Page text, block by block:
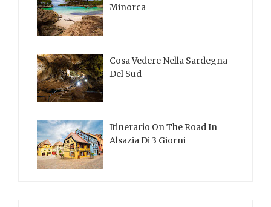
Minorca
Cosa Vedere Nella Sardegna
Del Sud
Itinerario On The Road In
Alsazia Di 3 Giorni